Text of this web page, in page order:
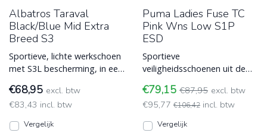
Albatros Taraval
Black/Blue Mid Extra
Breed S3
Sportieve, lichte werkschoen
met S3L bescherming, in een
(Electro Static Discharge)
€68,95 excl. btw
€83,43 incl. btw
Vergelijk
Puma Ladies Fuse TC
Pink Wns Low S1P
ESD
Sportieve
veiligheidsschoenen uit de
TC Pink Wns Low met zwart
en roze d ESD (Electro Static
Discharge)
€79,15 €87,95 excl. btw
€95,77 €106,42 incl. btw
Vergelijk